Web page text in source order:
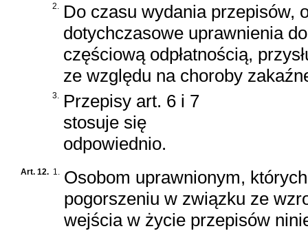
2.
Do czasu wydania przepisów,
dotychczasowe uprawnienia
częściową odpłatnością,
ze względu na choroby
3.
Przepisy art. 6 i 7
stosuje się
odpowiednio.
Art. 12. 1.
Osobom uprawnionym,
pogorszeniu w związku ze
wejścia w życie przepisów